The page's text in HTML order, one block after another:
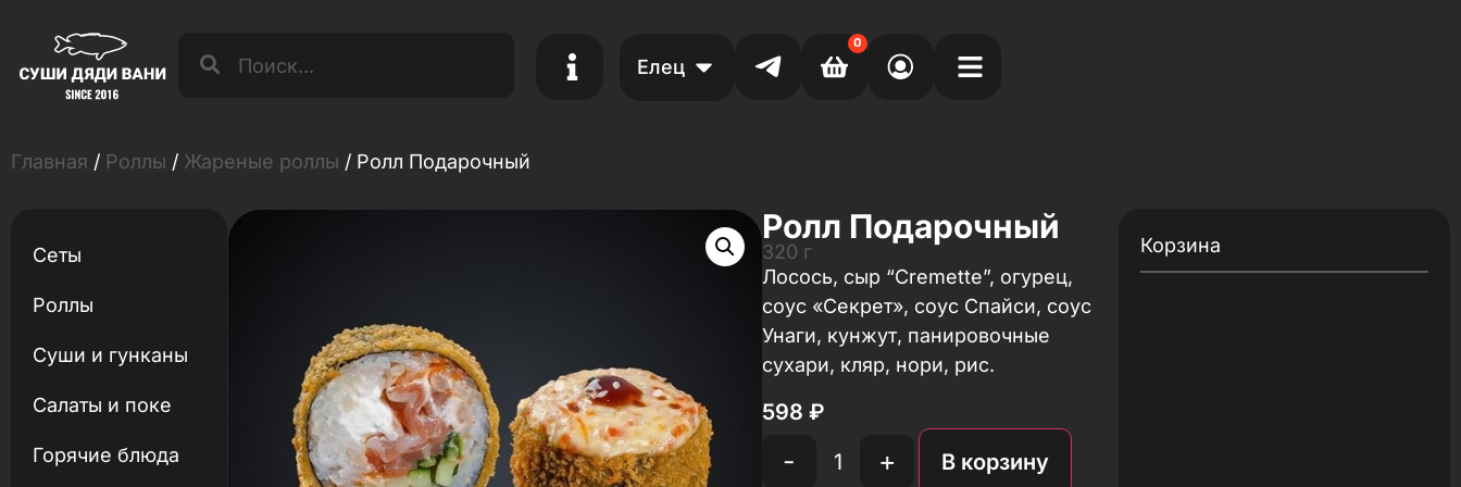
Елец
0
Главная / Роллы / Жареные роллы / Ролл Подарочный
Сеты
Роллы
Суши и гунканы
Салаты и поке
Горячие блюда
Ролл Подарочный
320 г
Лосось, сыр “Cremette”, огурец,
соус «Секрет», соус Спайси, соус
Унаги, кунжут, панировочные
сухари, кляр, нори, рис.
598 ₽
- + В корзину
Корзина